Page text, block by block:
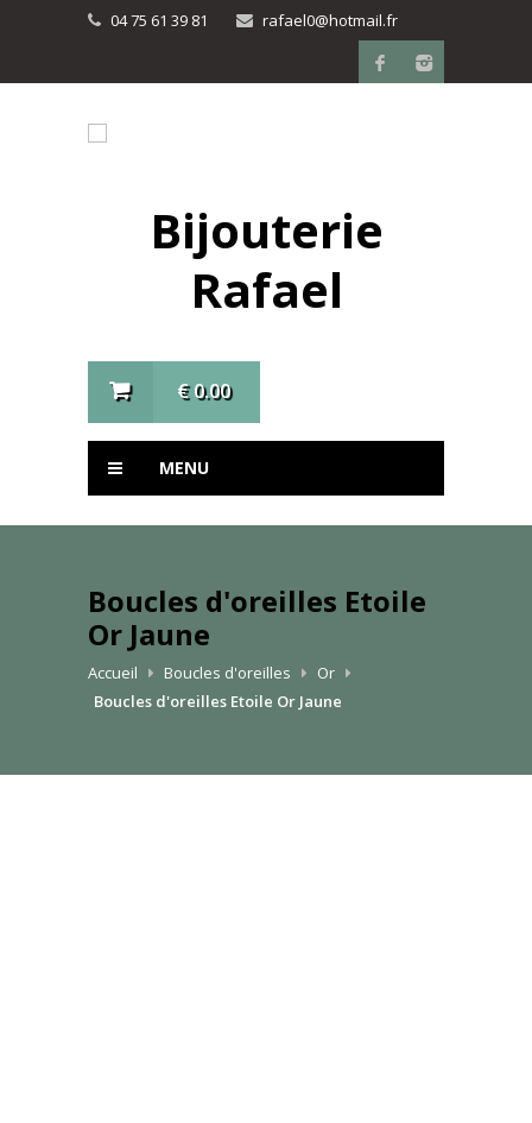
04 75 61 39 81 rafael0@hotmail.fr
Bijouterie
Rafael
€0.00
MENU
Boucles d'oreilles Etoile
Or Jaune
Accueil Boucles d'oreilles
Or
Boucles d'oreilles Etoile Or Jaune